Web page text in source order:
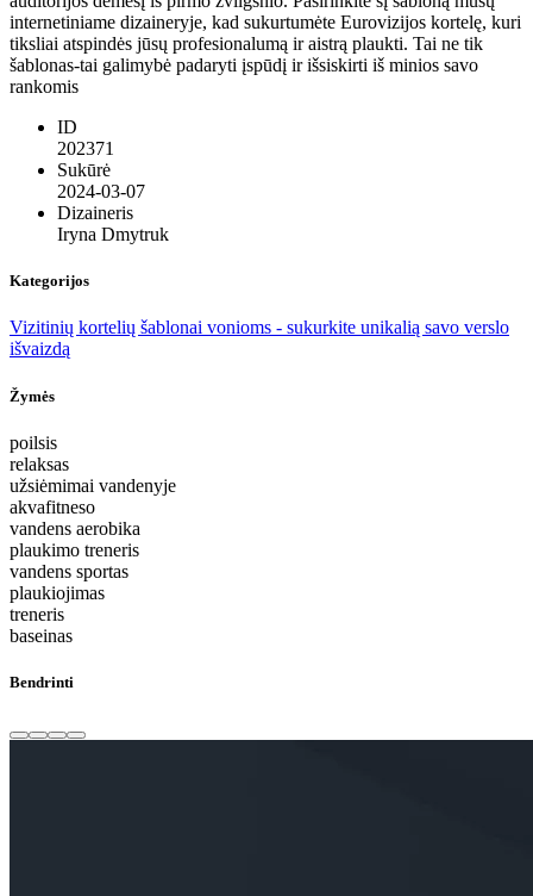
internetiniame dizaineryje, kad sukurtumėte Eurovizijos kortelę, kuri
tiksliai atspindės jūsų profesionalumą ir aistrą plaukti. Tai ne tik
šablonas-tai galimybė padaryti įspūdį ir išsiskirti iš minios savo
rankomis
ID
202371
Sukūrė
2024-03-07
Dizaineris
Iryna Dmytruk
Kategorijos
Vizitinių kortelių šablonai vonioms - sukurkite unikalią savo verslo
išvaizdą
Žymės
poilsis
relaksas
užsiėmimai vandenyje
akvafitneso
vandens aerobika
plaukimo treneris
vandens sportas
plaukiojimas
treneris
baseinas
Bendrinti